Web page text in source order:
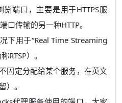
端口，主要是用于HTTPS服
口传输的另一种HTTP。
下用于“Real Time Streaming
RTSP）。
固定分配给某个服务，在英文
）。